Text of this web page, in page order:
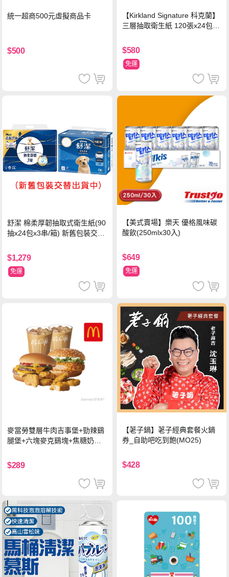
統一超商500元虛擬商品卡
$500
【Kirkland Signature 科克蘭】
三層抽取衛生紙 120張x24包x1
$580
免運
舒潔 棉柔厚韌抽取式衛生紙(90
抽x24包x3串/箱) 新舊包裝交替
$1,279
免運
【美式賣場】樂天 優格風味碳
酸飲(250mlx30入)
$649
免運
麥當勞雙層牛肉吉事堡+勁辣鷄
腿堡+六塊麥克鷄塊+焦糖奶茶
$289
【荖子鍋】荖子經典套餐火鍋
券_自助吧吃到飽(MO25)
$428